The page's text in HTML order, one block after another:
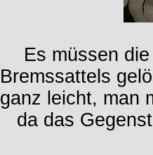
Es müssen
Bremssattels
ganz leicht, man
da das